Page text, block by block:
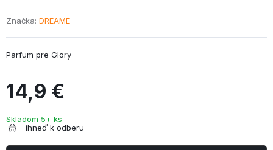
Značka DREAME
Parfum pre Glory
14,9 €
Skladom 5+ ks
ihneď k odberu